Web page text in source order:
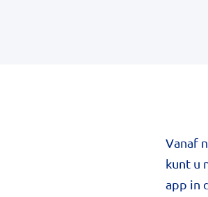
Vanaf
kunt u
app in